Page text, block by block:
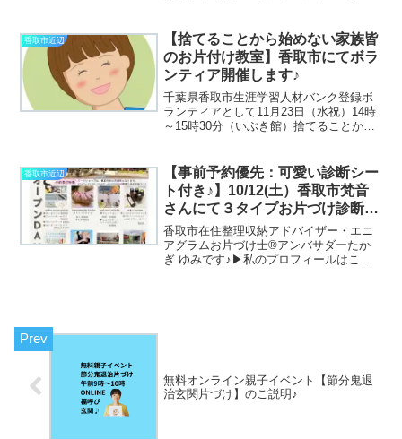
里市のニコニコレストランにて整理収納
アドバイザーが語る私が不...
香取市近辺
【捨てることから始めない家族皆
のお片付け教室】香取市にてボラ
ンティア開催します♪
千葉県香取市生涯学習人材バンク登録ボ
ランティアとして11月23日（水祝）14時
～15時30分（いぶき館）捨てることから
この星のおかたづけ」（絵なし）で楽し
くお片づけの...
香取市近辺
【事前予約優先：可愛い診断シー
ト付き♪】10/12(土）香取市梵音
さんにて３タイプお片づけ診断＋
相談会を行います！
香取市在住整理収納アドバイザー・エニ
アグラムお片づけ士®アンバサダーたか
ぎ ゆみです♪▶私のプロフィールはこち
無料オンライン親子イベント【節分鬼退
治玄関片づけ】のご説明♪